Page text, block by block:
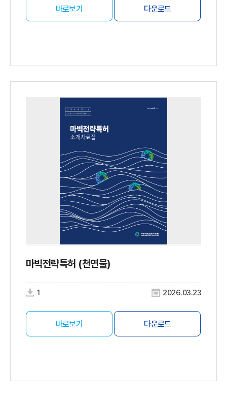
바로보기 다운로드
마빅전략특허 (천연물)
1 2026.03.23
바로보기 다운로드